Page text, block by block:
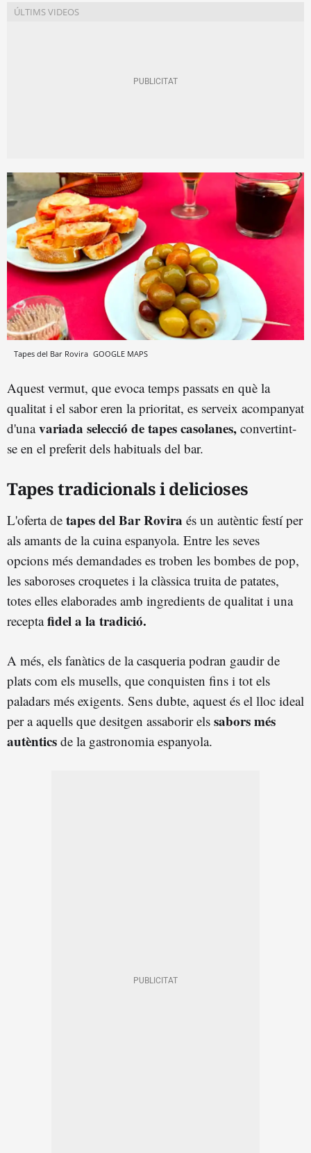
Tapes del Bar Rovira GOOGLE MAPS
Aquest vermut, que evoca temps passats en què la
qualitat i el sabor eren la prioritat, es serveix acompanyat
d'unavariada selecció de tapes casolanes, convertint-
se en el preferit dels habituals del bar.
Tapes tradicionals i delicioses
L'oferta de tapes del Bar Rovira és un autèntic festí per
als amants de la cuina espanyola. Entre les seves
opcions més demandades es troben les bombes de pop,
les saboroses croquetes i la clàssica truita de patates,
totes elles elaborades amb ingredients de qualitat i una
receptafidel a la tradició.
A més, els fanàtics de la casqueria podran gaudir de
plats com els musells, que conquisten fins i tot els
paladars més exigents. Sens dubte, aquest és el lloc ideal
per a aquells que desitgen assaborir els sabors més
autèntics de la gastronomia espanyola.